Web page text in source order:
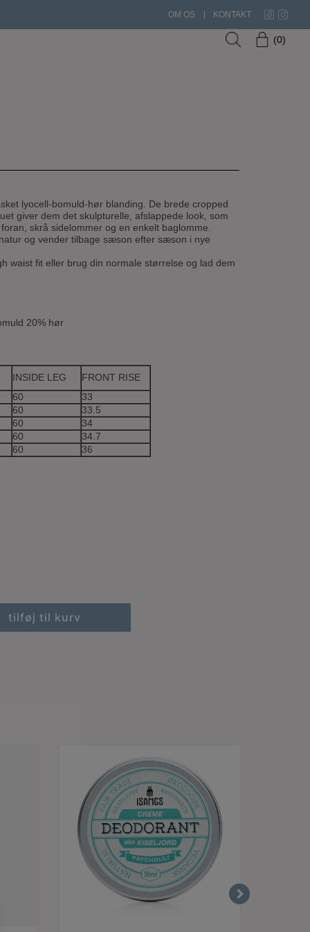
OM OS KONTAKT
0
lyocell-bomuld-hør blanding. De brede cropped
giver dem det skulpturelle, afslappede look, som
skrå sidelommer og en enkelt baglomme.
og vender tilbage sæson efter sæson i nye
waist fit eller brug din normale størrelse og lad dem
20% hør
INSIDE LEG
FRONT RISE
60
33
60
33.5
60
34
60
34.7
60 36
tilføj til kurv